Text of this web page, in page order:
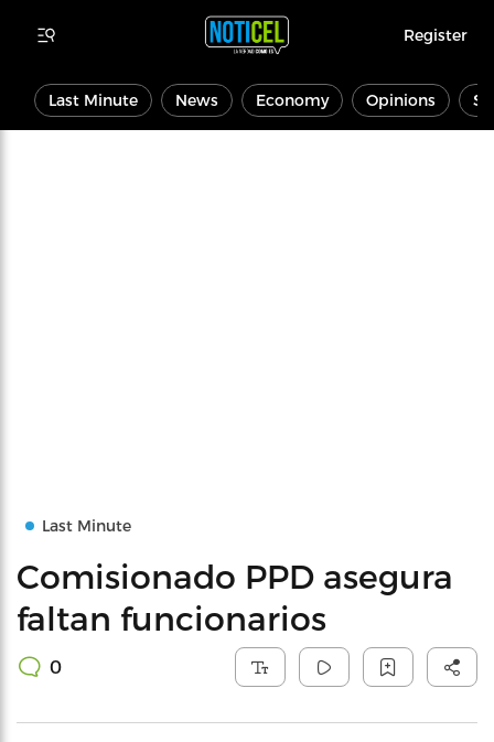
Register
Last Minute News Economy Opinions
Last Minute
Comisionado PPD asegura
faltan funcionarios
0